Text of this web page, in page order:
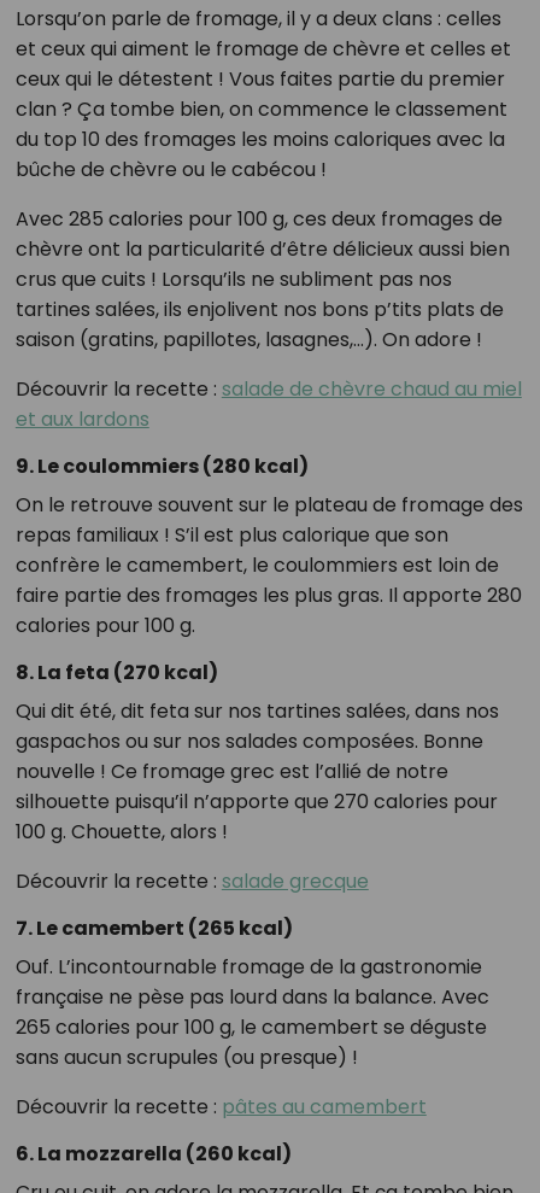
Lorsqu’on parle de fromage, il y a deux clans : celles
et ceux qui aiment le fromage de chèvre et celles et
ceux qui le détestent ! Vous faites partie du premier
clan ? Ça tombe bien, on commence le classement
du top 10 des fromages les moins caloriques avec la
bûche de chèvre ou le cabécou !
Avec 285 calories pour 100 g, ces deux fromages de
chèvre ont la particularité d’être délicieux aussi bien
crus que cuits ! Lorsqu’ils ne subliment pas nos
tartines salées, ils enjolivent nos bons p’tits plats de
saison (gratins, papillotes, lasagnes,…). On adore !
Découvrir la recette : salade de chèvre chaud au miel
et aux lardons
9. Le coulommiers (280 kcal)
On le retrouve souvent sur le plateau de fromage des
repas familiaux ! S’il est plus calorique que son
confrère le camembert, le coulommiers est loin de
faire partie des fromages les plus gras. Il apporte 280
calories pour 100 g.
8. La feta (270 kcal)
Qui dit été, dit feta sur nos tartines salées, dans nos
gaspachos ou sur nos salades composées. Bonne
nouvelle ! Ce fromage grec est l’allié de notre
silhouette puisqu’il n’apporte que 270 calories pour
100 g. Chouette, alors !
Découvrir la recette : salade grecque
7. Le camembert (265 kcal)
Ouf. L’incontournable fromage de la gastronomie
française ne pèse pas lourd dans la balance. Avec
265 calories pour 100 g, le camembert se déguste
sans aucun scrupules (ou presque) !
Découvrir la recette : pâtes au camembert
6. La mozzarella (260 kcal)